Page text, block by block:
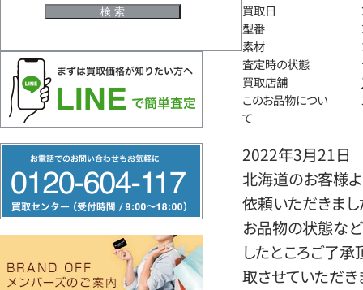
リ
ー
ヤ
買取日
型番
素材
査定時の状態
買取店舗
このお品物につい
て
2022年3月21日
北海道のお客様よ
依頼いただきまし
お品物の状態など
したところご了
取させていただき